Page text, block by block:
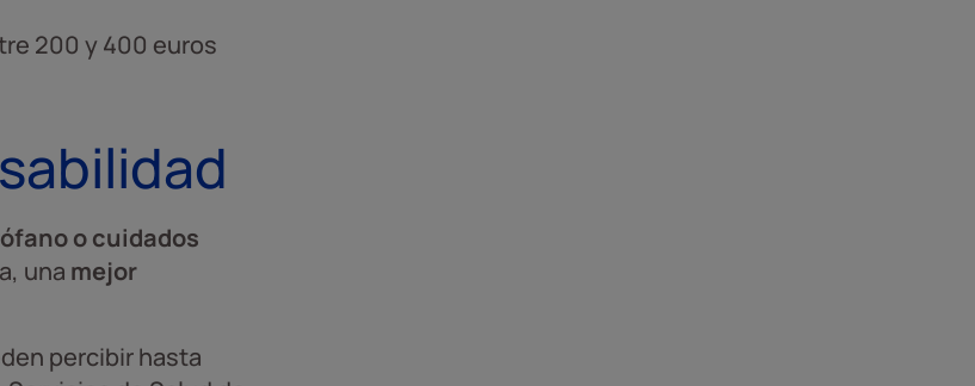
200 y 400 euros
o cuidados
una mejor
percibir hasta